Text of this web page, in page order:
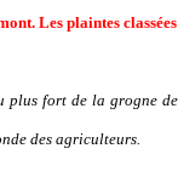
Les plaintes
plus fort de la grogne
des agriculteurs.